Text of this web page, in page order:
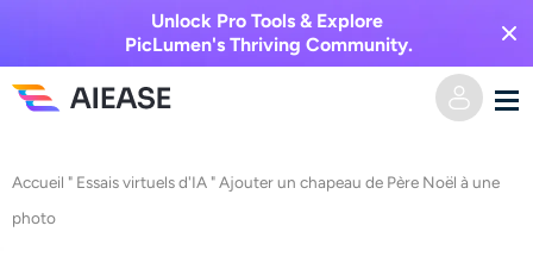
Unlock Pro Tools & Explore
PicLumen's Thriving Community.
Vidéo IA
Accueil " Essais virtuels d'IA "Ajouter un chapeau de Père Noël à une
photo